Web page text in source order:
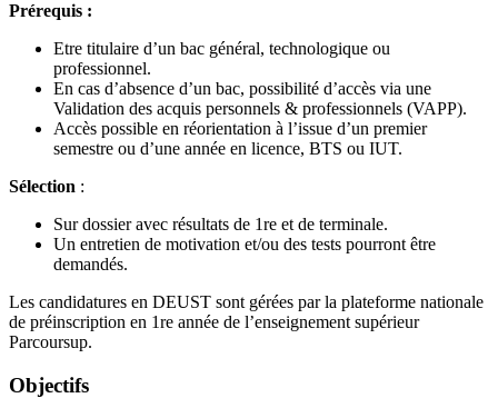
Prérequis :
Etre titulaire d’un bac général, technologique ou
professionnel.
En cas d’absence d’un bac, possibilité d’accès via une
Validation des acquis personnels & professionnels (VAPP).
Accès possible en réorientation à l’issue d’un premier
semestre ou d’une année en licence, BTS ou IUT.
Sélection :
Sur dossier avec résultats de 1re et de terminale.
Un entretien de motivation et/ou des tests pourront être
demandés.
Les candidatures en DEUST sont gérées par la plateforme nationale
de préinscription en 1re année de l’enseignement supérieur
Parcoursup.
Objectifs